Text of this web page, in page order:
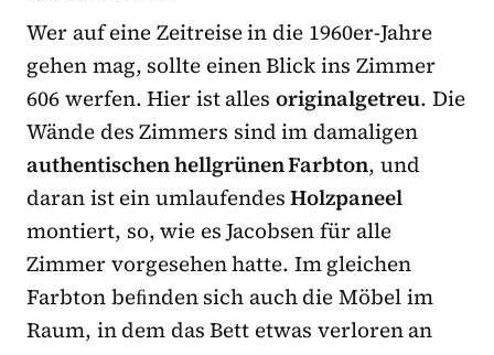
Wer auf eine Zeitreise in die 1960er-Jahre
gehen mag, sollte einen Blick ins Zimmer
606 werfen. Hier ist allesoriginalgetreu. Die
Wände des Zimmers sind im damaligen
authentischen hellgrünen Farbton, und
daran ist ein umlaufendesHolzpaneel
montiert, so, wie es Jacobsen für alle
Zimmer vorgesehen hatte. Im gleichen
Farbton beﬁnden sich auch die Möbel im
Raum, in dem das Bett etwas verloren an